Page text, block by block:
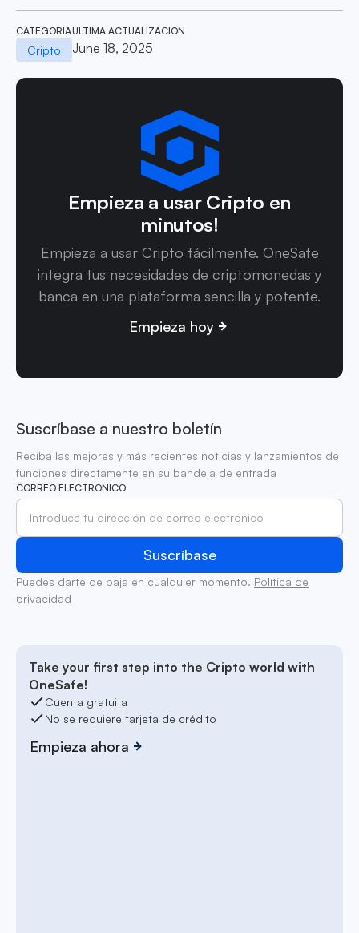
CATEGORÍA
Cripto
ÚLTIMA ACTUALIZACIÓN
June 18, 2025
Empieza a usar Cripto en
minutos!
Empieza a usar Cripto fácilmente. OneSafe
integra tus necesidades de criptomonedas y
banca en una plataforma sencilla y potente.
Empieza hoy
Suscríbase a nuestro boletín
Reciba las mejores y más recientes noticias y lanzamientos de
funciones directamente en su bandeja de entrada
CORREO ELECTRÓNICO
Puedes darte de baja en cualquier momento. Política de
privacidad
Take your first step into the Cripto world with
OneSafe!
Cuenta gratuita
No se requiere tarjeta de crédito
Empieza ahora